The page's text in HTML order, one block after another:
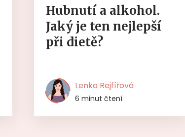
Hubnutí a alkohol.
Jaký je ten nejlepší
při dietě?
Lenka Rejfířová
6 minut čtení